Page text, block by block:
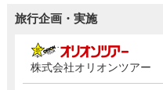
旅行企画・実施
株式会社オリオンツアー